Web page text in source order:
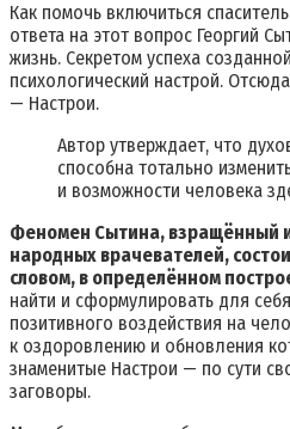
Как помочь включиться
ответа на этот вопрос Георгий
жизнь. Секретом успеха
психологический настрой.
— Настрои.
Автор утверждает, что
способна тотально
и возможности человека
Феномен Сытина, взращённый
народных врачевателей,
словом, в определённом
найти и сформулировать для
позитивного воздействия на
к оздоровлению и обновления
знаменитые Настрои — по сути
заговоры.